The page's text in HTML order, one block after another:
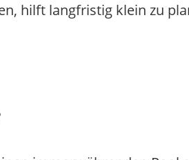
hilft langfristig klein zu